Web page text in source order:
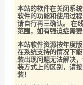
本站的软件在关闭系
软件的功能和使用过
请自行再三确认。 在
范围，如有强迫症需要
本站软件资源按年度
在系统支持的情况下
装出现问题无法解决
装方式上的区别，请
装！